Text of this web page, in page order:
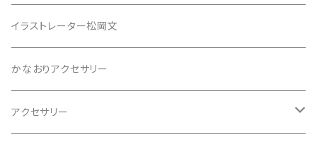
チュニック
ニット
ベスト
イラストレーター松岡文
かなおりアクセサリー
アクセサリー